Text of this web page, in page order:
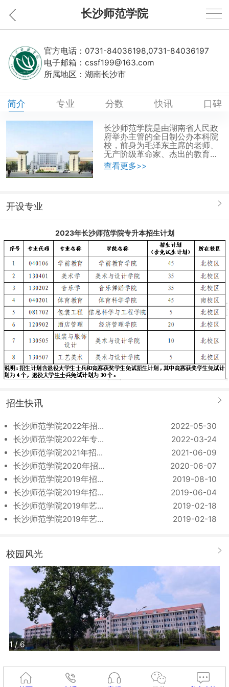
长沙师范学院
官方电话： 0731-84036198,0731-84036197
电子邮箱： cssf199@163.com
所属地区： 湖南长沙市
简介 专业 分数 快讯 口碑
长沙师范学院是由湖南省人民政
府举办主管的全日制公办本科院
校，前身为毛泽东主席的老师、
无产阶级革命家、杰出的教育家
徐特立先生1912年创办的长沙师
范学校。 学校办学历史悠
等学者名流，涌现了柳直荀、罗
开国大将许光达、著名作家廖沫
沙、长征女杰刘英等为杰出代表
的大批国家栋梁之材，形成了以
徐特立革命精神和教育思想为精
髓的优良办学传统。作为全国最
主要的徐特立纪念地和研…
查看更多>>
开设专业
2023年长沙师范学院专升本招生计划
招生快讯
长沙师范学院2022年招...
2022-05-30
长沙师范学院2022年专...
2022-03-24
长沙师范学院2021年招...
2021-06-09
长沙师范学院2020年招...
2020-06-07
长沙师范学院2019年招...
2019-08-10
长沙师范学院2019年招...
2019-06-04
长沙师范学院2019年艺...
2019-02-18
长沙师范学院2019年艺...
2019-02-18
校园风光
1/6